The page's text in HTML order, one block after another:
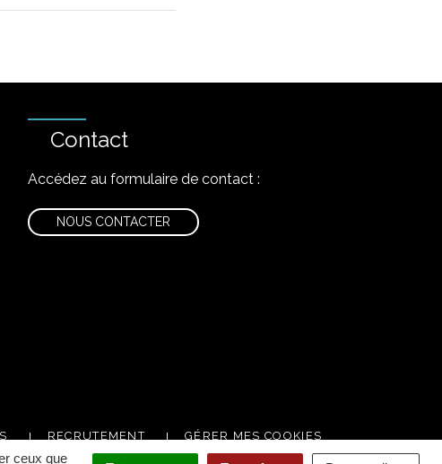
ceux que
Contact
Accédez au formulaire de contact :
NOUS CONTACTER
Instagram
RECRUTEMENT GÉRER MES COOKIES